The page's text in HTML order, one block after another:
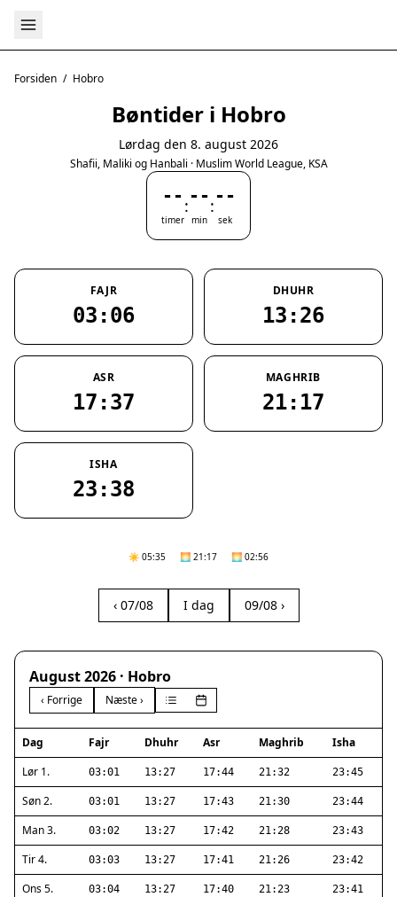
Forsiden / Hobro
Bøntider i Hobro
Lørdag den 8. august 2026
Shafii, Maliki og Hanbali · Muslim World League, KSA
--
timer
:--
min
:--
sek
FAJR
03:06
DHUHR
13:26
ASR
17:37
MAGHRIB
21:17
ISHA
23:38
☀️ 05:35 🌅 21:17 🌅 02:56
‹ 07/08 I dag 09/08 ›
August 2026 · Hobro
‹ Forrige Næste ›
Dag Fajr Dhuhr Asr Maghrib
Isha
Lør 1.
03:01 13:27 17:44 21:32 23:45
Søn 2. 03:01 13:27 17:43 21:30 23:44
Man 3. 03:02 13:27 17:42 21:28 23:43
Tir 4. 03:03 13:27 17:41 21:26 23:42
Ons 5. 03:04 13:27 17:40 21:23 23:41